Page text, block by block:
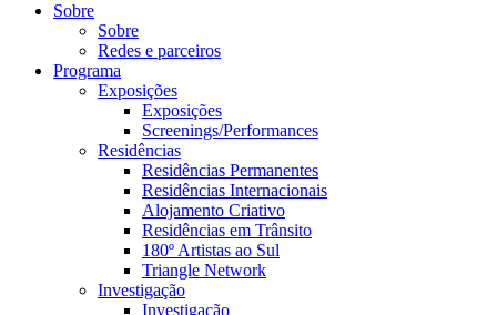
Sobre
Sobre
Redes e parceiros
Programa
Exposições
Exposições
Screenings/Performances
Residências
Residências Permanentes
Residências Internacionais
Alojamento Criativo
Residências em Trânsito
180º Artistas ao Sul
Triangle Network
Investigação
Investigação